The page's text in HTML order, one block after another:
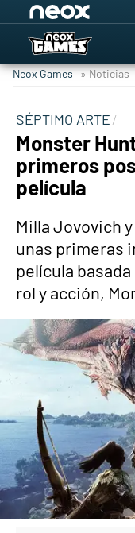
Neox Games » Noticias
SÉPTIMO ARTE
Monster
primeros
película
Milla Jovovich
unas primeras
película
rol y acción,